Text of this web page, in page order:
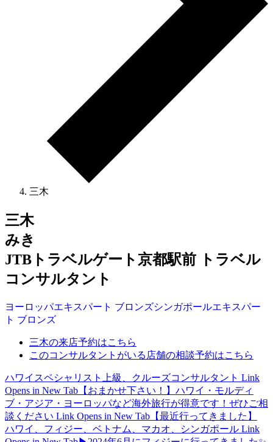
三木
三木
みき
JTBトラベルゲート京都駅前 トラベル
コンサルタント
ヨーロッパエキスパート ブロンズシンガポールエキスパー
ト ブロンズ
三木の来店予約はこちら
このコンサルタントがいる店舗の相談予約はこちら
ハワイスペシャリスト上級、クルーズコンサルタント Link
Opens in New Tab 【おまかせ下さい！】ハワイ・モルディ
ブ・アジア・ヨーロッパなど海外旅行が得意です！ぜひご相
談ください Link Opens in New Tab 【最近行ってきました】
ハワイ、フィジー、ベトナム、マカオ、シンガポール Link